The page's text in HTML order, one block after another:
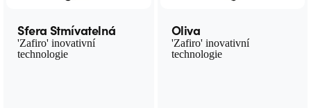
Sfera Stmívatelná
'Zafiro' inovativní
technologie
Oliva
'Zafiro' inovativní
technologie